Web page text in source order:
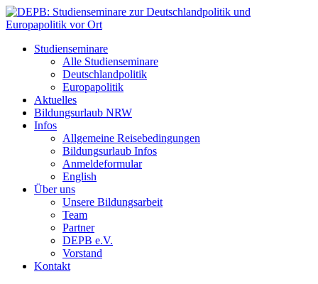
Studienseminare
Alle Studienseminare
Deutschlandpolitik
Europapolitik
Aktuelles
Bildungsurlaub NRW
Infos
Allgemeine Reisebedingungen
Bildungsurlaub Infos
Anmeldeformular
English
Über uns
Unsere Bildungsarbeit
Team
Partner
DEPB e.V.
Vorstand
Kontakt